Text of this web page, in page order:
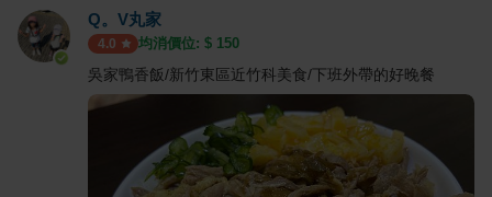
Q。V丸家
4.0 均消價位: $ 150
吳家鴨香飯/新竹東區近竹科美食/下班外帶的好晚餐